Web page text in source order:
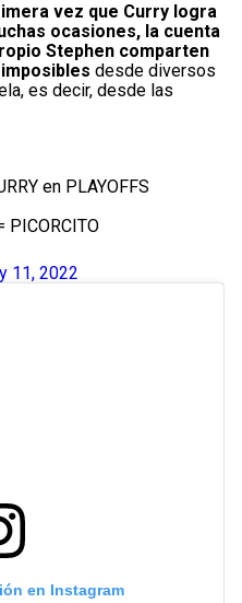
vez que Curry logra
ocasiones, la cuenta
Stephen comparten
desde diversos
es decir, desde las
en PLAYOFFS
PICORCITO
11, 2022
en Instagram